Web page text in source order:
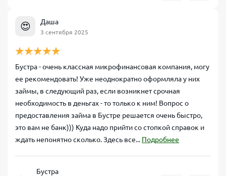
😍 Даша
3 сентября 2025
Бустра - очень классная микрофинансовая компания, могу
ее рекомендовать! Уже неоднократно оформляла у них
займы, в следующий раз, если возникнет срочная
необходимость в деньгах - то только к ним! Вопрос о
предоставления займа в Бустре решается очень быстро,
это вам не банк))) Куда надо прийти со стопкой справок и
ждать непонятно сколько. Здесь все... Подробнее
Бустра